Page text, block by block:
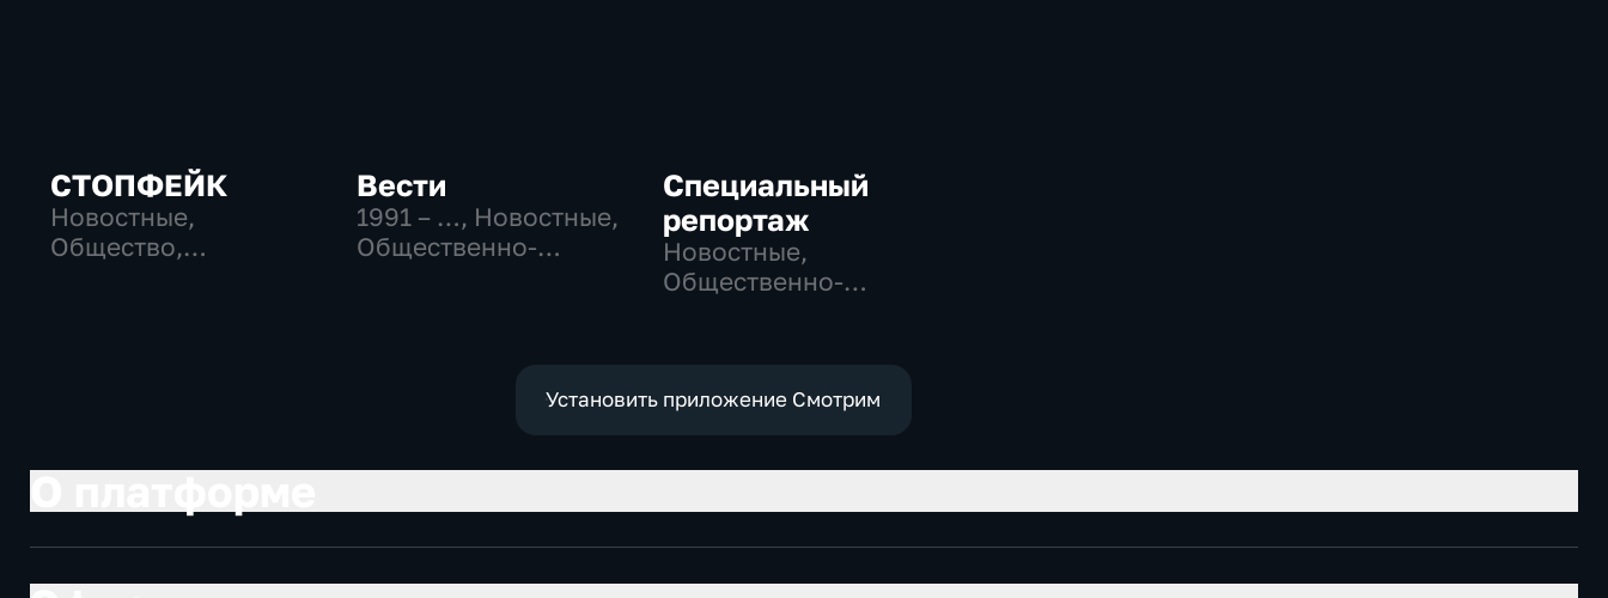
СТОПФЕЙК
Новостные,
Общество,
Вести
1991 – …, Новостные,
Общественно-
Специальный
репортаж
Новостные,
Общественно-
Установить приложение Смотрим